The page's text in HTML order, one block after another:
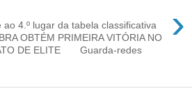
›
ao 4.º lugar da tabela classificativa
OBTÉM PRIMEIRA VITÓRIA NO
DE ELITE Guarda-redes